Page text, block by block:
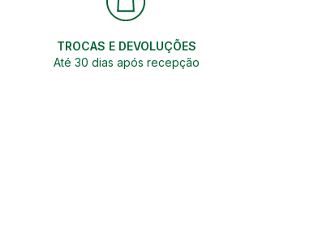
TROCAS E DEVOLUÇÕES
Até 30 dias após recepção